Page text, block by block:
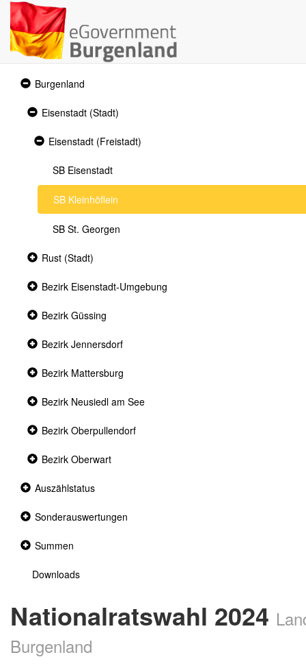
Expanded
section
Burgenland
Expanded
Eisenstadt (Stadt)
Expanded
Eisenstadt (Freistadt)
SB Eisenstadt
SB Kleinhöflein
SB St. Georgen
Collapsed
section
Rust (Stadt)
Collapsed
Bezirk Eisenstadt-Umgebung
Collapsed
Bezirk Güssing
Collapsed
Bezirk Jennersdorf
Collapsed
Bezirk Mattersburg
Collapsed
Bezirk Neusiedl am See
Collapsed
Bezirk Oberpullendorf
Collapsed
Bezirk Oberwart
Collapsed
Auszählstatus
Collapsed
Sonderauswertungen
Collapsed
Summen
Downloads
Nationalratswahl 2024
Burgenland